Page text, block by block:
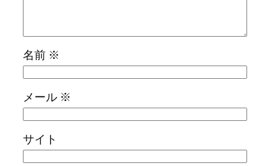
名前 ※
メール ※
サイト